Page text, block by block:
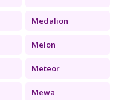
Medalion
Melon
Meteor
Mewa